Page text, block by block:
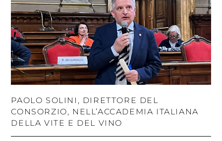
PAOLO SOLINI, DIRETTORE DEL
CONSORZIO, NELL’ACCADEMIA ITALIANA
DELLA VITE E DEL VINO